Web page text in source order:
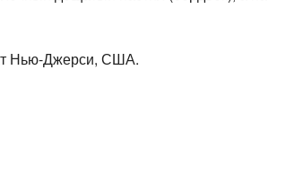
Нью-Джерси, США.